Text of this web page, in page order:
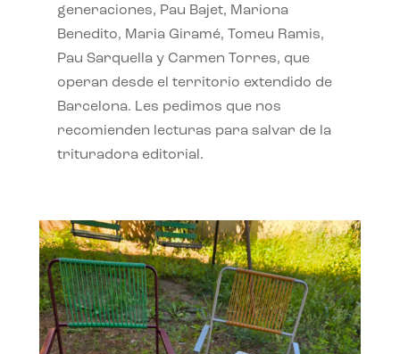
generaciones, Pau Bajet, Mariona
Benedito, Maria Giramé, Tomeu Ramis,
Pau Sarquella y Carmen Torres, que
operan desde el territorio extendido de
Barcelona. Les pedimos que nos
recomienden lecturas para salvar de la
trituradora editorial.